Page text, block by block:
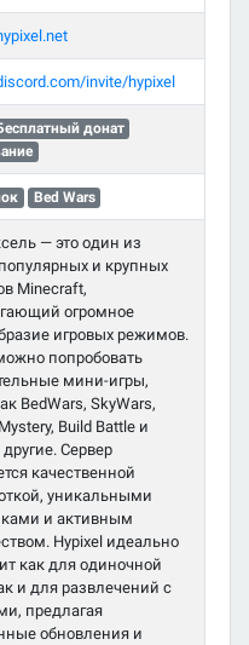
invite/hypixel
донат
Bed Wars
— это один из
и крупных
Minecraft,
огромное
игровых режимов.
попробовать
мини-игры,
BedWars, SkyWars,
Build Battle и
Сервер
качественной
уникальными
и активным
Hypixel идеально
как для одиночной
и для развлечений с
предлагая
обновления и